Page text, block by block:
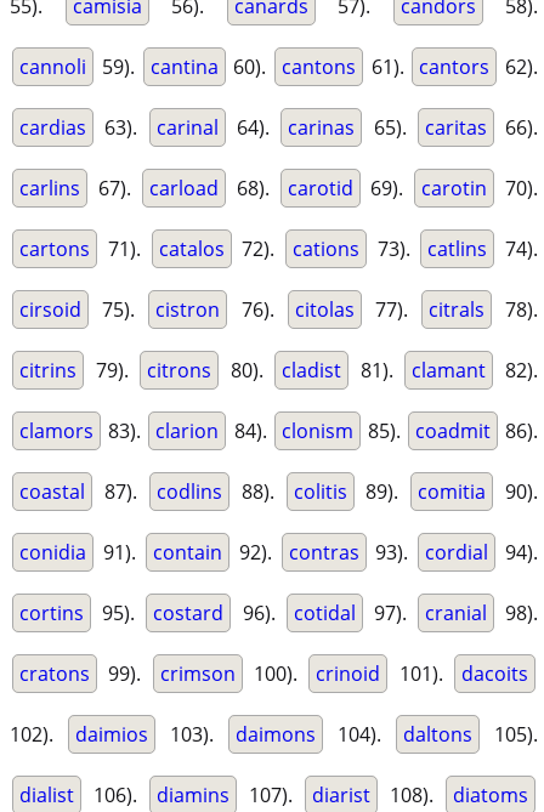
55). camisia 56). canards 57). candors 58).
cannoli 59). cantina 60). cantons 61). cantors 62).
cardias 63). carinal 64). carinas 65). caritas 66).
carlins 67). carload 68). carotid 69). carotin 70).
cartons 71). catalos 72). cations 73). catlins 74).
cirsoid 75). cistron 76). citolas 77). citrals 78).
citrins 79). citrons 80). cladist 81). clamant 82).
clamors 83). clarion 84). clonism 85). coadmit 86).
coastal 87). codlins 88). colitis 89). comitia 90).
conidia 91). contain 92). contras 93). cordial 94).
cortins 95). costard 96). cotidal 97). cranial 98).
cratons 99). crimson 100). crinoid 101). dacoits
102). daimios 103). daimons 104). daltons 105).
dialist 106). diamins 107). diarist 108). diatoms